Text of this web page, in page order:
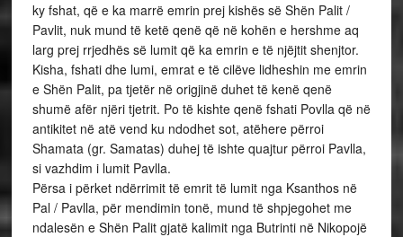
ky fshat, që e ka marrë emrin prej kishës së Shën Palit /
Pavlit, nuk mund të ketë qenë që në kohën e hershme aq
larg prej rrjedhës së lumit që ka emrin e të njëjtit shenjtor.
Kisha, fshati dhe lumi, emrat e të cilëve lidheshin me emrin
e Shën Palit, pa tjetër në origjinë duhet të kenë qenë
shumë afër njëri tjetrit. Po të kishte qenë fshati Povlla që në
antikitet në atë vend ku ndodhet sot, atëhere përroi
Shamata (gr. Samatas) duhej të ishte quajtur përroi Pavlla,
si vazhdim i lumit Pavlla.
Përsa i përket ndërrimit të emrit të lumit nga Ksanthos në
Pal / Pavlla, për mendimin tonë, mund të shpjegohet me
ndalesën e Shën Palit gjatë kalimit nga Butrinti në Nikopojë